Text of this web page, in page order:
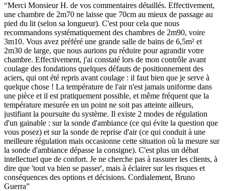
“Merci Monsieur H. de vos commentaires détaillés. Effectivement,
une chambre de 2m70 ne laisse que 70cm au mieux de passage au
pied du lit (selon sa longueur). C'est pour cela que nous
recommandons systématiquement des chambres de 2m90, voire
3m10. Vous avez préféré une grande salle de bains de 6,5m² et
2m30 de large, que nous aurions pu réduire pour agrandir votre
chambre. Effectivement, j'ai constaté lors de mon contrôle avant
coulage des fondations quelques défauts de positionnement des
aciers, qui ont été repris avant coulage : il faut bien que je serve à
quelque chose ! La température de l'air n'est jamais uniforme dans
une pièce et il est pratiquement possible, et même fréquent que la
température mesurée en un point ne soit pas atteinte ailleurs,
justifiant la poursuite du système. Il existe 2 modes de régulation
d'un gainable : sur la sonde d'ambiance (ce qui évite la question que
vous posez) et sur la sonde de reprise d'air (ce qui conduit à une
meilleure régulation mais occasionne cette situation où la mesure sur
la sonde d'ambiance dépasse la consigne). C'est plus un débat
intellectuel que de confort. Je ne cherche pas à rassurer les clients, à
dire que 'tout va bien se passer', mais à éclairer sur les risques et
conséquences des options et décisions. Cordialement, Bruno
Guerra”